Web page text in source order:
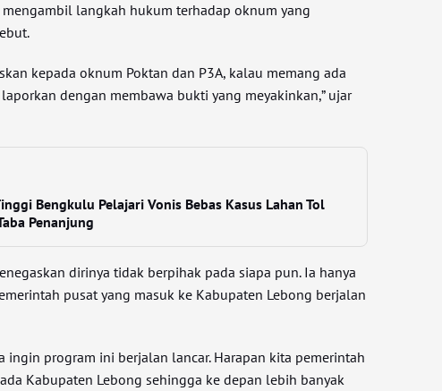
langkah hukum terhadap oknum yang
kepada oknum Poktan dan P3A, kalau memang ada
dengan membawa bukti yang meyakinkan,” ujar
Bengkulu Pelajari Vonis Bebas Kasus Lahan Tol
Penanjung
dirinya tidak berpihak pada siapa pun. Ia hanya
pusat yang masuk ke Kabupaten Lebong berjalan
ingin program ini berjalan lancar. Harapan kita pemerintah
Kabupaten Lebong sehingga ke depan lebih banyak